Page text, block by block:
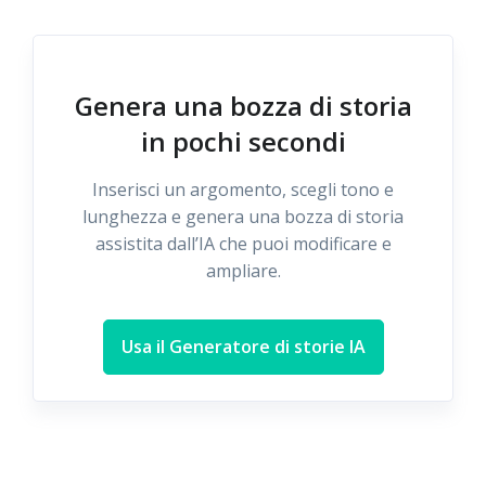
Genera una bozza di storia
in pochi secondi
Inserisci un argomento, scegli tono e
lunghezza e genera una bozza di storia
assistita dall’IA che puoi modificare e
ampliare.
Usa il Generatore di storie IA